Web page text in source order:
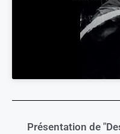
Présentation de